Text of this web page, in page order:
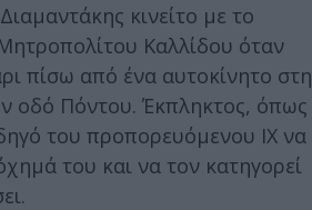
κινείτο με το
Καλλίδου όταν
πίσω από ένα αυτοκίνητο στη
οδό Πόντου. Έκπληκτος, όπως
του προπορευόμενου ΙΧ να
του και να τον κατηγορεί